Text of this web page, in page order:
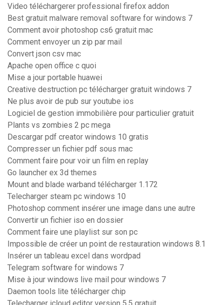
Video téléchargerer professional firefox addon
Best gratuit malware removal software for windows 7
Comment avoir photoshop cs6 gratuit mac
Comment envoyer un zip par mail
Convert json csv mac
Apache open office c quoi
Mise a jour portable huawei
Creative destruction pc télécharger gratuit windows 7
Ne plus avoir de pub sur youtube ios
Logiciel de gestion immobilière pour particulier gratuit
Plants vs zombies 2 pc mega
Descargar pdf creator windows 10 gratis
Compresser un fichier pdf sous mac
Comment faire pour voir un film en replay
Go launcher ex 3d themes
Mount and blade warband télécharger 1.172
Telecharger steam pc windows 10
Photoshop comment insérer une image dans une autre
Convertir un fichier iso en dossier
Comment faire une playlist sur son pc
Impossible de créer un point de restauration windows 8.1
Insérer un tableau excel dans wordpad
Telegram software for windows 7
Mise à jour windows live mail pour windows 7
Daemon tools lite télécharger chip